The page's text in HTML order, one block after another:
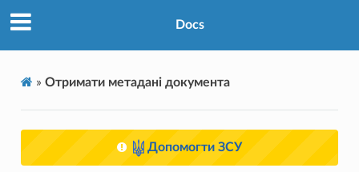
Docs
» Отримати метадані документа
Допомогти ЗСУ